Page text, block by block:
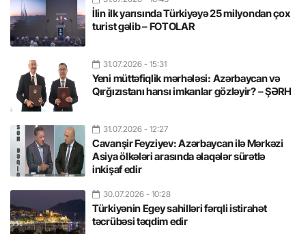
İlin ilk yarısında Türkiyəyə 25 milyondan çox
turist gəlib – FOTOLAR
31.07.2026 - 15:31
Yeni müttəfiqlik mərhələsi: Azərbaycan və
Qırğızıstanı hansı imkanlar gözləyir? – ŞƏRH
31.07.2026 - 12:27
Cavanşir Feyziyev: Azərbaycan ilə Mərkəzi
Asiya ölkələri arasında əlaqələr sürətlə
inkişaf edir
30.07.2026 - 10:28
Türkiyənin Egey sahilləri fərqli istirahət
təcrübəsi təqdim edir